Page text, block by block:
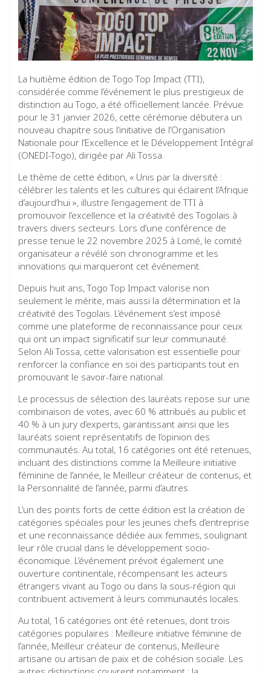
La huitième édition de Togo Top Impact (TTI),
considérée comme l’événement le plus prestigieux de
distinction au Togo, a été officiellement lancée. Prévue
pour le 31 janvier 2026, cette cérémonie débutera un
nouveau chapitre sous l’initiative de l’Organisation
Nationale pour l’Excellence et le Développement Intégral
(ONEDI-Togo), dirigée par Ali Tossa.
Le thème de cette édition, « Unis par la diversité :
célébrer les talents et les cultures qui éclairent l’Afrique
d’aujourd’hui », illustre l’engagement de TTI à
promouvoir l’excellence et la créativité des Togolais à
travers divers secteurs. Lors d’une conférence de
presse tenue le 22 novembre 2025 à Lomé, le comité
organisateur a révélé son chronogramme et les
innovations qui marqueront cet événement.
Depuis huit ans, Togo Top Impact valorise non
seulement le mérite, mais aussi la détermination et la
créativité des Togolais. L’événement s’est imposé
comme une plateforme de reconnaissance pour ceux
qui ont un impact significatif sur leur communauté.
Selon Ali Tossa, cette valorisation est essentielle pour
renforcer la confiance en soi des participants tout en
promouvant le savoir-faire national.
Le processus de sélection des lauréats repose sur une
combinaison de votes, avec 60 % attribués au public et
40 % à un jury d’experts, garantissant ainsi que les
lauréats soient représentatifs de l’opinion des
communautés. Au total, 16 catégories ont été retenues,
incluant des distinctions comme la Meilleure initiative
féminine de l’année, le Meilleur créateur de contenus, et
la Personnalité de l’année, parmi d’autres.
L’un des points forts de cette édition est la création de
catégories spéciales pour les jeunes chefs d’entreprise
et une reconnaissance dédiée aux femmes, soulignant
leur rôle crucial dans le développement socio-
économique. L’événement prévoit également une
ouverture continentale, récompensant les acteurs
étrangers vivant au Togo ou dans la sous-région qui
contribuent activement à leurs communautés locales.
Au total, 16 catégories ont été retenues, dont trois
catégories populaires : Meilleure initiative féminine de
l’année, Meilleur créateur de contenus, Meilleure
artisane ou artisan de paix et de cohésion sociale. Les